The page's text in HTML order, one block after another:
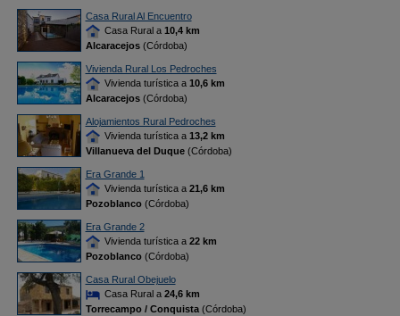
Casa Rural Al Encuentro
Casa Rural a 10,4 km
Alcaracejos(Córdoba)
Vivienda Rural Los Pedroches
Vivienda turística a 10,6 km
Alcaracejos(Córdoba)
Alojamientos Rural Pedroches
Vivienda turística a 13,2 km
Villanueva del Duque(Córdoba)
Era Grande 1
Vivienda turística a 21,6 km
Pozoblanco(Córdoba)
Era Grande 2
Vivienda turística a 22 km
Pozoblanco(Córdoba)
Casa Rural Obejuelo
Casa Rural a 24,6 km
Torrecampo / Conquista(Córdoba)